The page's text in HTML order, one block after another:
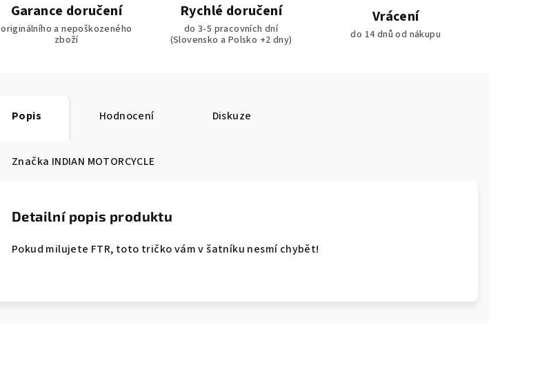
Garance doručení
originálního a nepoškozeného
zboží
Rychlé doručení
do 3-5 pracovních dní
(Slovensko a Polsko +2 dny)
Vrácení
do 14 dnů od nákupu
Popis Hodnocení Diskuze
Značka INDIAN MOTORCYCLE
Detailní popis produktu
Pokud milujete FTR, toto tričko vám v šatníku nesmí chybět!